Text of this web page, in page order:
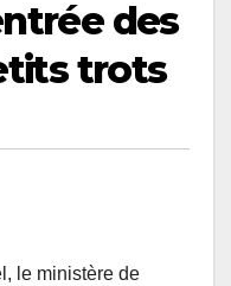
des
trots
le ministère de